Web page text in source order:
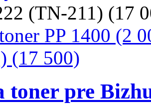
(TN-211) (17
PP 1400 (2
(17 500)
pre